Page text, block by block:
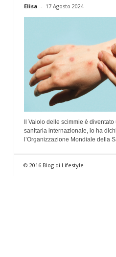
Elisa - 17 Agosto 2024
Il Vaiolo delle scimmie è diventato
sanitaria internazionale, lo ha
l’Organizzazione Mondiale della
© 2016 Blog di Lifestyle